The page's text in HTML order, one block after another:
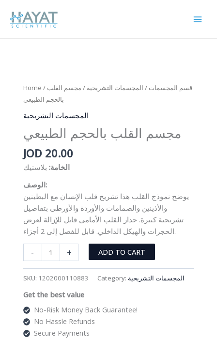
content
Home / قسم المجسمات / المجسمات التشريحية / مجسم القلب
بالحجم الطبيعي
المجسمات التشريحية
مجسم القلب بالحجم الطبيعي
JOD 20.00
الخامة: بلاستيك
الوصف:
يوضح نموذج القلب هذا تشريح قلب الإنسان مع البطينين
والأذينين والصمامات والأوردة والأورطى بتفاصيل
تشريحية كبيرة. جدار القلب الأمامي قابل للإزالة لعرض
الحجرات والهيكل الداخلي. قابل للفصل إلى 2 أجزاء.
-
القلب
quantity
+ ADD TO CART
SKU: 1202000110883 Category: المجسمات التشريحية
Get the best value
No-Risk Money Back Guarantee!
No Hassle Refunds
Secure Payments